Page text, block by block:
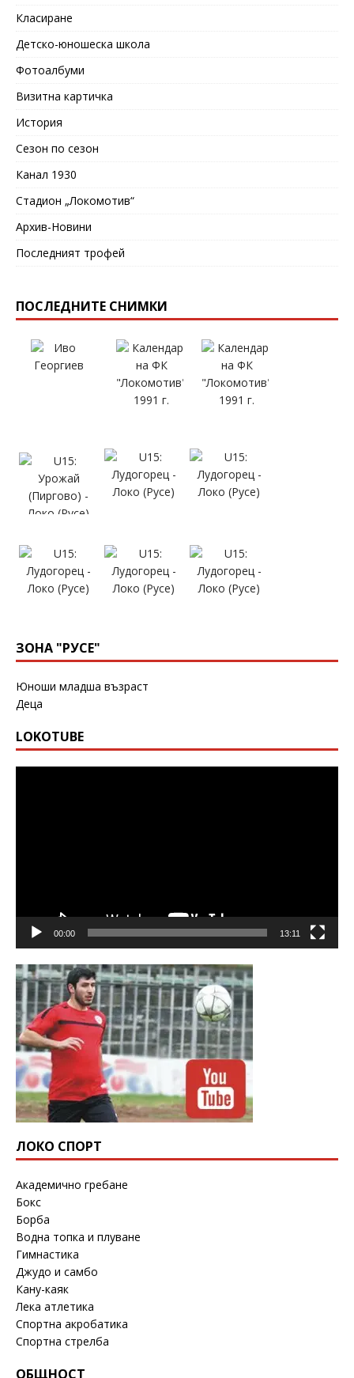
Класиране
Детско-юношеска школа
Фотоалбуми
Визитна картичка
История
Сезон по сезон
Канал 1930
Стадион „Локомотив“
Архив-Новини
Последният трофей
ПОСЛЕДНИТЕ СНИМКИ
ЗОНА "РУСЕ"
Юноши младша възраст
Деца
LOKOTUBE
00:00 13:11
ЛОКО СПОРТ
Академично гребане
Бокс
Борба
Водна топка и плуване
Гимнастика
Джудо и самбо
Кану-каяк
Лека атлетика
Спортна акробатика
Спортна стрелба
ОБЩНОСТ